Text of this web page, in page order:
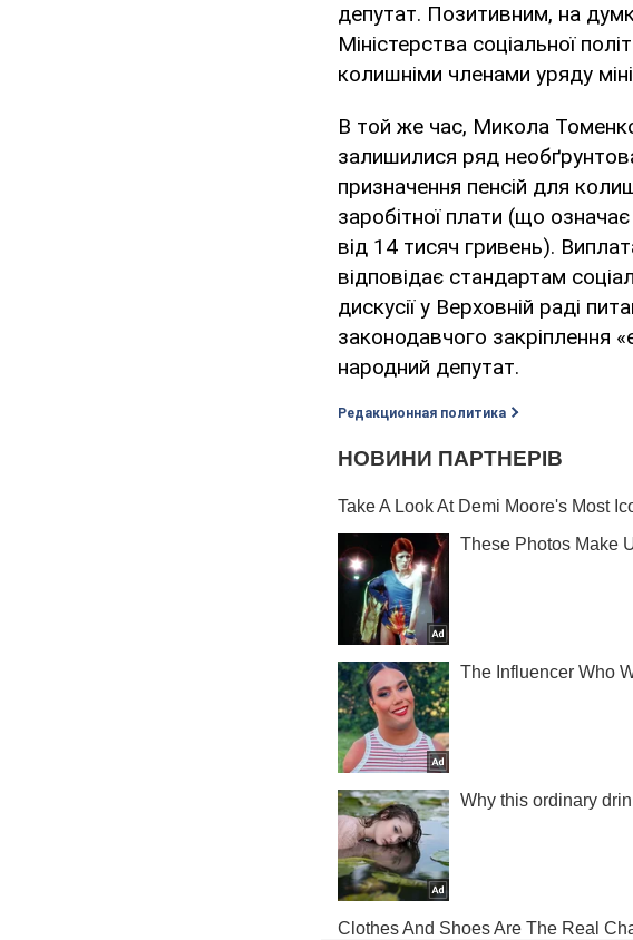
депутат. Позитивним, на
Міністерства соціальної
колишніми членами уряду
В той же час, Микола
залишилися ряд
призначення пенсій для
заробітної плати (що
від 14 тисяч гривень).
відповідає стандартам
дискусії у Верховній раді
законодавчого закріплення
народний депутат.
Редакционная политика